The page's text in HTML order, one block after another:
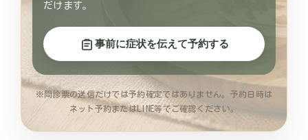
だけます。
事前に症状を伝えて予約する
※問診票の送信だけでは予約確定ではありません。予約日時は
ネット予約またはLINE等でご確認ください。